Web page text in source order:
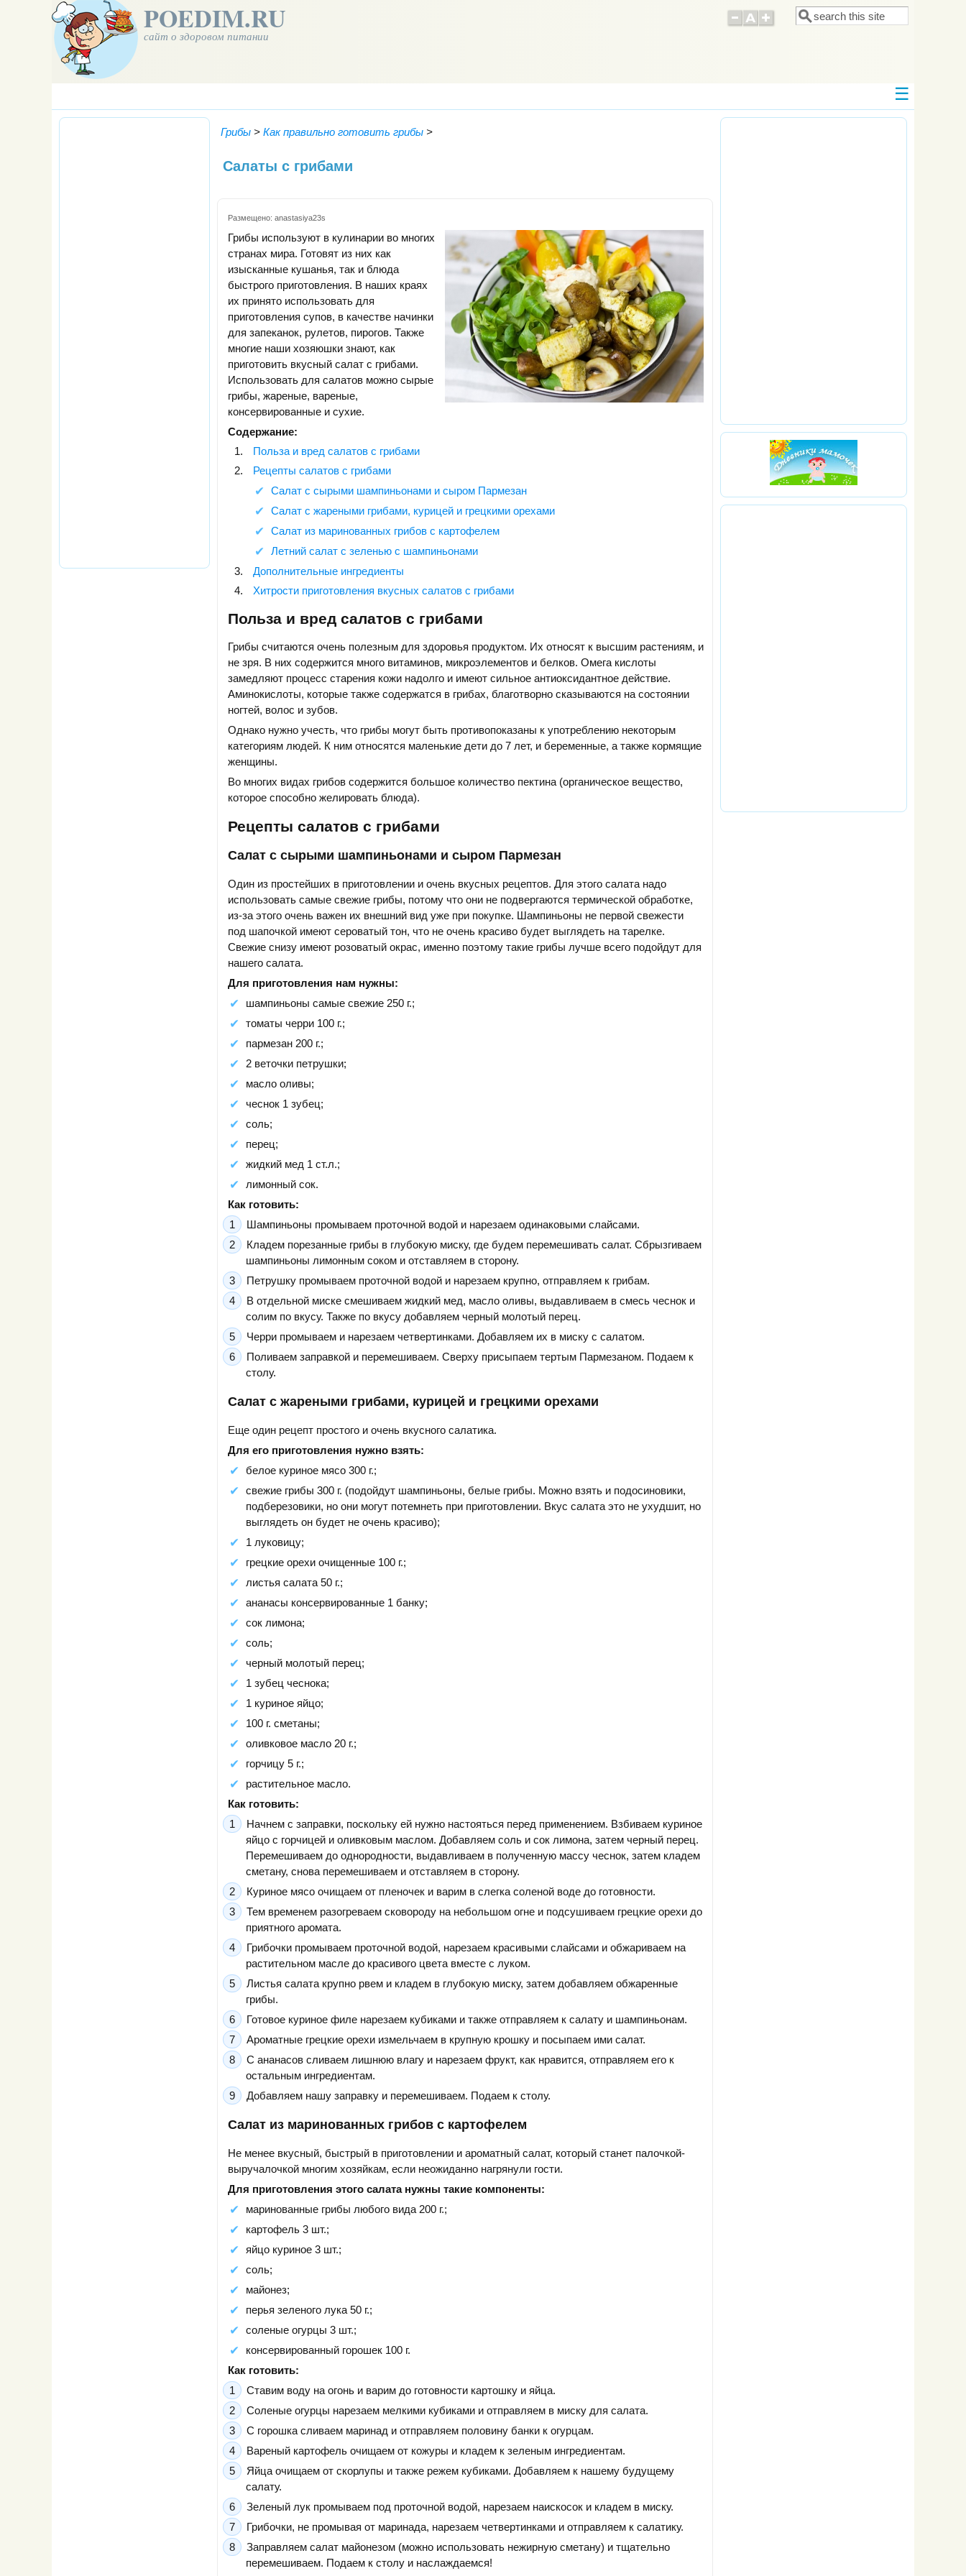
POEDIM.RU
сайт о здоровом питании
Форма поиска
Поиск
Грибы > Как правильно готовить грибы >
Салаты с грибами
Размещено: anastasiya23s
Грибы используют в кулинарии во многих
странах мира. Готовят из них как
изысканные кушанья, так и блюда
быстрого приготовления. В наших краях
их принято использовать для
приготовления супов, в качестве начинки
для запеканок, рулетов, пирогов. Также
многие наши хозяюшки знают, как
приготовить вкусный салат с грибами.
Использовать для салатов можно сырые
грибы, жареные, вареные,
консервированные и сухие.
Содержание:
Польза и вред салатов с грибами
Рецепты салатов с грибами
Салат с сырыми шампиньонами и сыром Пармезан
Салат с жареными грибами, курицей и грецкими орехами
Салат из маринованных грибов с картофелем
Летний салат с зеленью с шампиньонами
Дополнительные ингредиенты
Хитрости приготовления вкусных салатов с грибами
Польза и вред салатов с грибами
Грибы считаются очень полезным для здоровья продуктом. Их относят к высшим растениям, и
не зря. В них содержится много витаминов, микроэлементов и белков. Омега кислоты
замедляют процесс старения кожи надолго и имеют сильное антиоксидантное действие.
Аминокислоты, которые также содержатся в грибах, благотворно сказываются на состоянии
ногтей, волос и зубов.
Однако нужно учесть, что грибы могут быть противопоказаны к употреблению некоторым
категориям людей. К ним относятся маленькие дети до 7 лет, и беременные, а также кормящие
женщины.
Во многих видах грибов содержится большое количество пектина (органическое вещество,
которое способно желировать блюда).
Рецепты салатов с грибами
Салат с сырыми шампиньонами и сыром Пармезан
Один из простейших в приготовлении и очень вкусных рецептов. Для этого салата надо
использовать самые свежие грибы, потому что они не подвергаются термической обработке,
из-за этого очень важен их внешний вид уже при покупке. Шампиньоны не первой свежести
под шапочкой имеют сероватый тон, что не очень красиво будет выглядеть на тарелке.
Свежие снизу имеют розоватый окрас, именно поэтому такие грибы лучше всего подойдут для
нашего салата.
Для приготовления нам нужны:
шампиньоны самые свежие 250 г.;
томаты черри 100 г.;
пармезан 200 г.;
2 веточки петрушки;
масло оливы;
чеснок 1 зубец;
соль;
перец;
жидкий мед 1 ст.л.;
лимонный сок.
Как готовить:
Шампиньоны промываем проточной водой и нарезаем одинаковыми слайсами.
Кладем порезанные грибы в глубокую миску, где будем перемешивать салат. Сбрызгиваем
шампиньоны лимонным соком и отставляем в сторону.
Петрушку промываем проточной водой и нарезаем крупно, отправляем к грибам.
В отдельной миске смешиваем жидкий мед, масло оливы, выдавливаем в смесь чеснок и
солим по вкусу. Также по вкусу добавляем черный молотый перец.
Черри промываем и нарезаем четвертинками. Добавляем их в миску с салатом.
Поливаем заправкой и перемешиваем. Сверху присыпаем тертым Пармезаном. Подаем к
столу.
Салат с жареными грибами, курицей и грецкими орехами
Еще один рецепт простого и очень вкусного салатика.
Для его приготовления нужно взять:
белое куриное мясо 300 г.;
свежие грибы 300 г. (подойдут шампиньоны, белые грибы. Можно взять и подосиновики,
подберезовики, но они могут потемнеть при приготовлении. Вкус салата это не ухудшит, но
выглядеть он будет не очень красиво);
1 луковицу;
грецкие орехи очищенные 100 г.;
листья салата 50 г.;
ананасы консервированные 1 банку;
сок лимона;
соль;
черный молотый перец;
1 зубец чеснока;
1 куриное яйцо;
100 г. сметаны;
оливковое масло 20 г.;
горчицу 5 г.;
растительное масло.
Как готовить:
Начнем с заправки, поскольку ей нужно настояться перед применением. Взбиваем куриное
яйцо с горчицей и оливковым маслом. Добавляем соль и сок лимона, затем черный перец.
Перемешиваем до однородности, выдавливаем в полученную массу чеснок, затем кладем
сметану, снова перемешиваем и отставляем в сторону.
Куриное мясо очищаем от пленочек и варим в слегка соленой воде до готовности.
Тем временем разогреваем сковороду на небольшом огне и подсушиваем грецкие орехи до
приятного аромата.
Грибочки промываем проточной водой, нарезаем красивыми слайсами и обжариваем на
растительном масле до красивого цвета вместе с луком.
Листья салата крупно рвем и кладем в глубокую миску, затем добавляем обжаренные
грибы.
Готовое куриное филе нарезаем кубиками и также отправляем к салату и шампиньонам.
Ароматные грецкие орехи измельчаем в крупную крошку и посыпаем ими салат.
С ананасов сливаем лишнюю влагу и нарезаем фрукт, как нравится, отправляем его к
остальным ингредиентам.
Добавляем нашу заправку и перемешиваем. Подаем к столу.
Салат из маринованных грибов с картофелем
Не менее вкусный, быстрый в приготовлении и ароматный салат, который станет палочкой-
выручалочкой многим хозяйкам, если неожиданно нагрянули гости.
Для приготовления этого салата нужны такие компоненты:
маринованные грибы любого вида 200 г.;
картофель 3 шт.;
яйцо куриное 3 шт.;
соль;
майонез;
перья зеленого лука 50 г.;
соленые огурцы 3 шт.;
консервированный горошек 100 г.
Как готовить:
Ставим воду на огонь и варим до готовности картошку и яйца.
Соленые огурцы нарезаем мелкими кубиками и отправляем в миску для салата.
С горошка сливаем маринад и отправляем половину банки к огурцам.
Вареный картофель очищаем от кожуры и кладем к зеленым ингредиентам.
Яйца очищаем от скорлупы и также режем кубиками. Добавляем к нашему будущему
салату.
Зеленый лук промываем под проточной водой, нарезаем наискосок и кладем в миску.
Грибочки, не промывая от маринада, нарезаем четвертинками и отправляем к салатику.
Заправляем салат майонезом (можно использовать нежирную сметану) и тщательно
перемешиваем. Подаем к столу и наслаждаемся!